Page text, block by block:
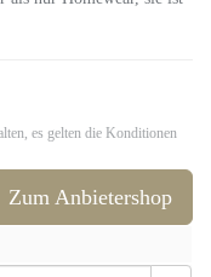
es gelten die Konditionen
Zum Anbietershop